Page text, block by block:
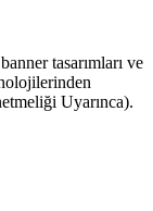
tasarımları ve
Uyarınca).